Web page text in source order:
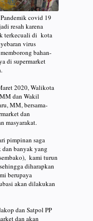
covid 19
resah karena
terkecuali di kota
virus
bahan-
di supermarket
2020, Walikota
dan Wakil
MM, bersama-
dan
masyarakat.
pimpinan saga
dan banyak yang
kami turun
diharapkan
berupaya
akan dilakukan
dan Satpol PP
dan akan